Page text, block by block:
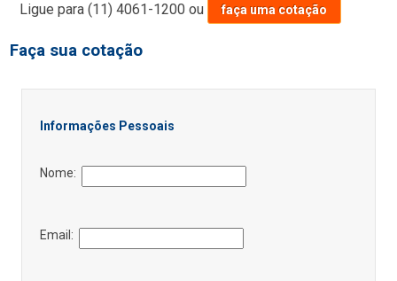
Ligue para(11) 4061-1200 ou faça uma cotação
Faça sua cotação
Informações Pessoais
Nome:
Email: